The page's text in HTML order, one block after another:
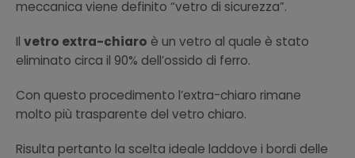
meccanica viene definito “vetro di sicurezza”.
Il vetro extra-chiaro è un vetro al quale è stato
eliminato circa il 90% dell’ossido di ferro.
Con questo procedimento l’extra-chiaro rimane
molto più trasparente del vetro chiaro.
Risulta pertanto la scelta ideale laddove i bordi delle